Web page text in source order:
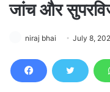
जांच और
niraj bhai July 8,